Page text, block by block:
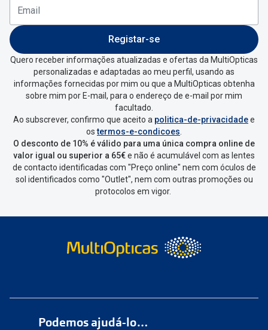
Registar-se
Quero receber informações atualizadas e ofertas da MultiOpticas
personalizadas e adaptadas ao meu perfil, usando as
informações fornecidas por mim ou que a MultiOpticas obtenha
sobre mim por E-mail, para o endereço de e-mail por mim
facultado.
Ao subscrever, confirmo que aceito a politica-de-privacidadee
ostermos-e-condicoes
O desconto de 10% é válido para uma única compra online de
valor igual ou superior a 65€e não é acumulável com as lentes
de contacto identificadas com "Preço online" nem com óculos de
sol identificados como "Outlet", nem com outras promoções ou
protocolos em vigor.
Podemos ajudá-lo…